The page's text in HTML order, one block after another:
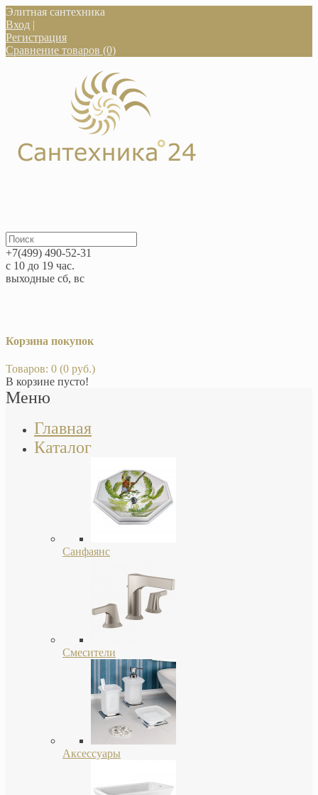
Элитная сантехника
Вход |
Регистрация
Сравнение товаров (0)
+7(499) 490-52-31
с 10 до 19 час.
выходные сб, вс
Корзина покупок
Товаров: 0 (0 руб.)
В корзине пусто!
Меню
Главная
Каталог
Санфаянс
Смесители
Аксессуары